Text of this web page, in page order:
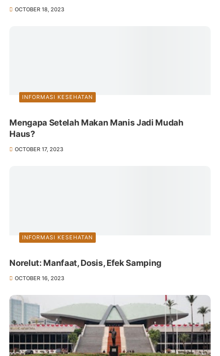
OCTOBER 18, 2023
INFORMASI KESEHATAN
Mengapa Setelah Makan Manis Jadi Mudah
Haus?
OCTOBER 17, 2023
INFORMASI KESEHATAN
Norelut: Manfaat, Dosis, Efek Samping
OCTOBER 16, 2023